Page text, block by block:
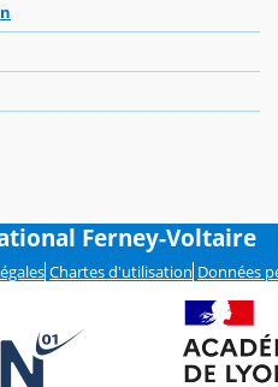
Ferney-Voltaire
Chartes d'utilisation Données